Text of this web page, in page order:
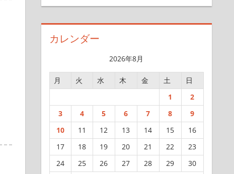
ブ
カレンダー
2026年8月
月 火 水 木 金 土
日
1
2
3
4 5 6 7 8
9
10
11 12 13 14 15
16
17
18 19 20 21 22
23
24
25 26 27 28 29
30